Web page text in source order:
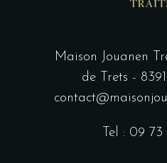
Maison Jouanen
de Trets -
Tel : 09